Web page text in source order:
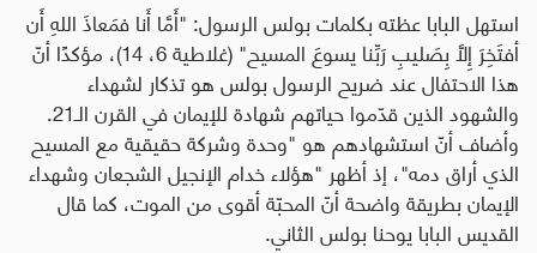
استهل البابا عظته بكلمات بولس الرسول: "أَمَّا أَنا فمَعاذَ اللهِ أَن
أفتَخِرَ إِلاَّ بِصَليبِ رَبِّنا يسوعَ المسيح" (غلاطية 6، 14)، مؤكدًا أنّ
هذا الاحتفال عند ضريح الرسول بولس هو تذكار لشهداء
والشهود الذين قدّموا حياتهم شهادة للإيمان في القرن الـ21.
وأضاف أنّ استشهادهم هو "وحدة وشركة حقيقية مع المسيح
الذي أراق دمه"، إذ أظهر "هؤلاء خدام الإنجيل الشجعان وشهداء
الإيمان بطريقة واضحة أنّ المحبّة أقوى من الموت، كما قال
القديس البابا يوحنا بولس الثاني.